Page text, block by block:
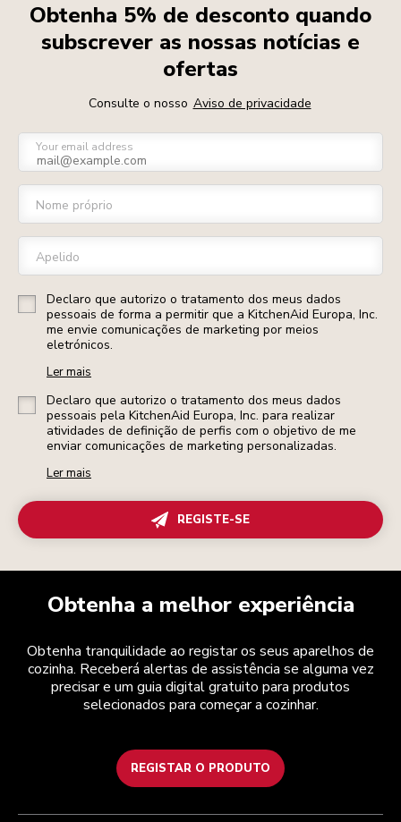
Obtenha 5% de desconto quando
subscrever as nossas notícias e
ofertas
Consulte o nosso Aviso de privacidade
Your email address
Nome próprio
Apelido
Declaro que autorizo o tratamento dos meus dados
pessoais de forma a permitir que a KitchenAid Europa, Inc.
me envie comunicações de marketing por meios
eletrónicos.
Ler mais
Declaro que autorizo o tratamento dos meus dados
pessoais pela KitchenAid Europa, Inc. para realizar
atividades de definição de perfis com o objetivo de me
enviar comunicações de marketing personalizadas.
Ler mais
REGISTE-SE
Obtenha a melhor experiência
Obtenha tranquilidade ao registar os seus aparelhos de
cozinha. Receberá alertas de assistência se alguma vez
precisar e um guia digital gratuito para produtos
selecionados para começar a cozinhar.
REGISTAR O PRODUTO
Health Check
Termos e condições
A marca